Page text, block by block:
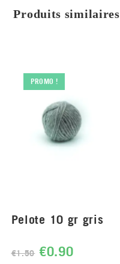
Produits similaires
PROMO !
Pelote 10 gr gris
€1.50 €0.90